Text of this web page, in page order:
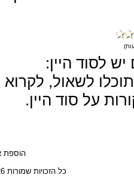
לסוד היין:
לשאול, לקרוא
על סוד היין.
הוספת
כל הזכויות שמורות 2005-2026 © www.kartiv.co.il